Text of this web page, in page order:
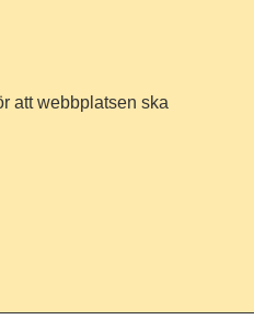
att webbplatsen ska